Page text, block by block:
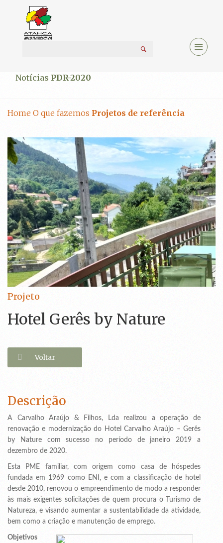
Notícias PDR-2020
Home O que fazemos Projetos de referência
Projeto
Hotel Gerês by Nature
Voltar
Descrição
A Carvalho Araújo & Filhos, Lda realizou a operação de
renovação e modernização do Hotel Carvalho Araújo – Gerês
by Nature com sucesso no período de janeiro 2019 a
dezembro de 2020.
Esta PME familiar, com origem como casa de hóspedes
fundada em 1969 como ENI, e com a classificação de hotel
desde 2010, renovou o empreendimento de modo a responder
às mais exigentes solicitações de quem procura o Turismo de
Natureza, e visando aumentar a sustentabilidade da atividade,
bem como a criação e manutenção de emprego.
Objetivos